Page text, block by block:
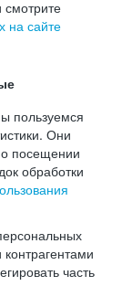
смотрите
на сайте
пользуемся
Они
посещении
обработки
часть